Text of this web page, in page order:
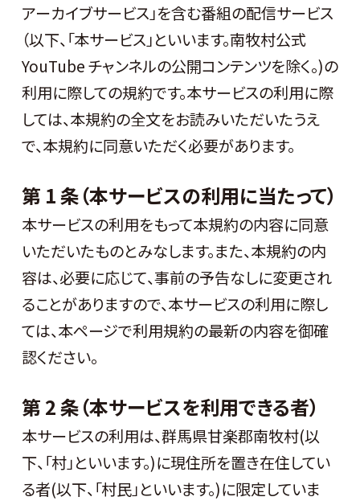
アーカイブサービス」を含む番組の配信サービス
（以下、「本サービス」といいます。南牧村公式
YouTube チャンネルの公開コンテンツを除く。)の
利用に際しての規約です。本サービスの利用に際
しては、本規約の全文をお読みいただいたうえ
で、本規約に同意いただく必要があります。
第 1 条（本サービスの利用に当たって）
本サービスの利用をもって本規約の内容に同意
いただいたものとみなします。また、本規約の内
容は、必要に応じて、事前の予告なしに変更され
ることがありますので、本サービスの利用に際し
ては、本ページで利用規約の最新の内容を御確
認ください。
第 2 条（本サービスを利用できる者）
本サービスの利用は、群馬県甘楽郡南牧村(以
下、「村」といいます。)に現住所を置き在住してい
る者(以下、「村民」といいます。)に限定していま